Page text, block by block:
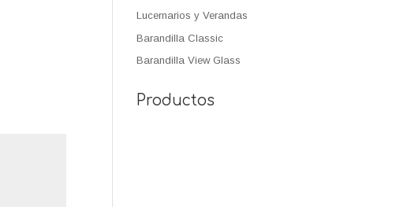
Lucernarios y Verandas
Barandilla Classic
Barandilla View Glass
Productos